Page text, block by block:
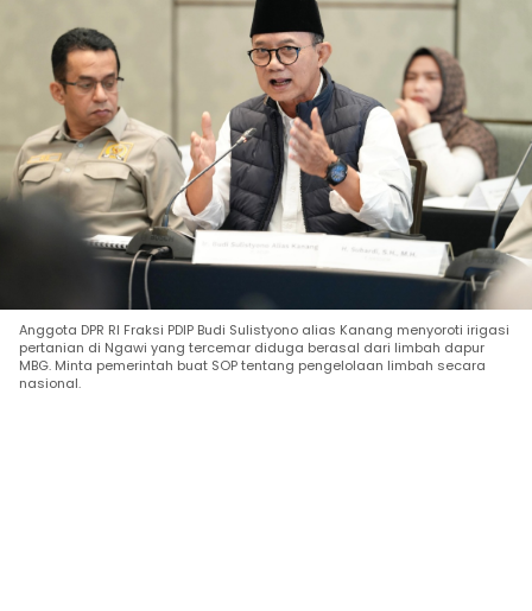
Anggota DPR RI Fraksi PDIP Budi Sulistyono alias Kanang menyoroti irigasi
pertanian di Ngawi yang tercemar diduga berasal dari limbah dapur
MBG. Minta pemerintah buat SOP tentang pengelolaan limbah secara
nasional.